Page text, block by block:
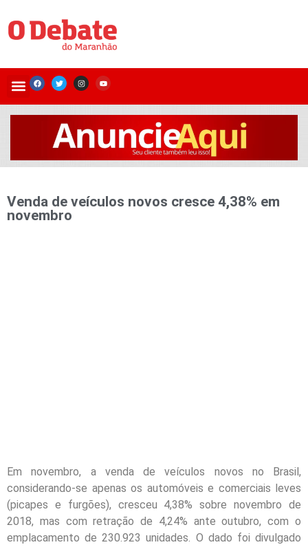
Venda de veículos novos cresce 4,38% em
novembro
Em novembro, a venda de veículos novos no Brasil,
considerando-se apenas os automóveis e comerciais leves
(picapes e furgões), cresceu 4,38% sobre novembro de
2018, mas com retração de 4,24% ante outubro, com o
emplacamento de 230.923 unidades. O dado foi divulgado